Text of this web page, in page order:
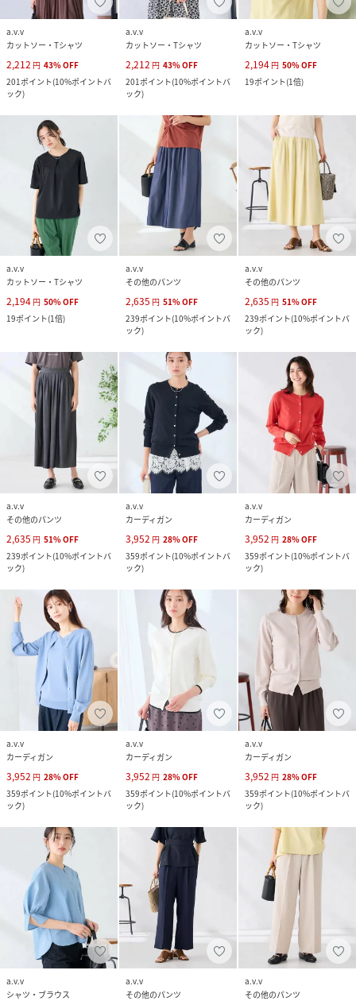
a.v.v
カットソー・Tシャツ
2,212 円 43%OFF
201ポイント(10%ポイントバ
ック)
a.v.v
カットソー・Tシャツ
2,212 円 43%OFF
201ポイント(10%ポイントバ
ック)
a.v.v
カットソー・Tシャツ
2,194 円 50%OFF
19ポイント(1倍)
a.v.v
カットソー・Tシャツ
2,194 円 50%OFF
19ポイント(1倍)
a.v.v
その他のパンツ
2,635 円 51%OFF
239ポイント(10%ポイントバ
ック)
a.v.v
その他のパンツ
2,635 円 51%OFF
239ポイント(10%ポイントバ
ック)
a.v.v
その他のパンツ
2,635 円 51%OFF
239ポイント(10%ポイントバ
ック)
a.v.v
カーディガン
3,952 円 28%OFF
359ポイント(10%ポイントバ
ック)
a.v.v
カーディガン
3,952 円 28%OFF
359ポイント(10%ポイントバ
ック)
a.v.v
カーディガン
3,952 円 28%OFF
359ポイント(10%ポイントバ
ック)
a.v.v
カーディガン
3,952 円 28%OFF
359ポイント(10%ポイントバ
ック)
a.v.v
カーディガン
3,952 円 28%OFF
359ポイント(10%ポイントバ
ック)
a.v.v
シャツ・ブラウス
a.v.v
その他のパンツ
a.v.v
その他のパンツ